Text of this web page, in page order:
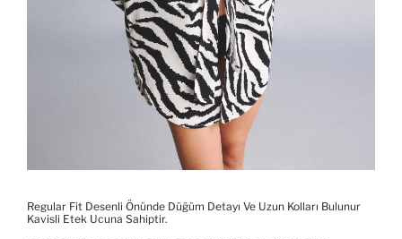
Regular Fit Desenli Önünde Düğüm Detayı Ve Uzun Kolları Bulunur
Kavisli Etek Ucuna Sahiptir.